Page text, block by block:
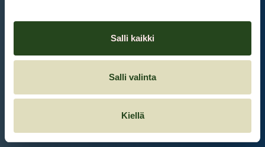
Salli kaikki
Salli valinta
Kiellä